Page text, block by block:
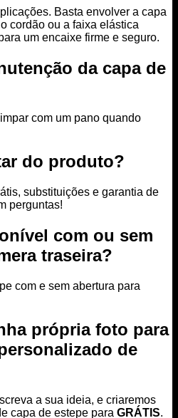
Basta envolver a capa
cordão ou a faixa elástica
um encaixe firme e seguro.
da capa de
com um pano quando
do produto?
substituições e garantia de
perguntas!
com ou sem
traseira?
com e sem abertura para
própria foto para
de
a sua ideia, e criaremos
capa de estepe para GRÁTIS.